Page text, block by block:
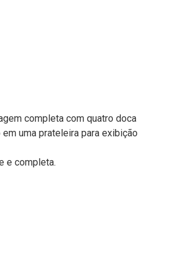
completa com quatro doca
uma prateleira para exibição
e completa.